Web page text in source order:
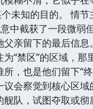
未知的目的。 情
中截获了一段微弱
亲留下的最后信息
“禁区”的区域，那
，也是他们留下“终
会察觉到核心区域
舰队，试图夺取或